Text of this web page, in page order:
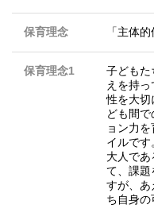
保育理念 「主体的
保育理念1
子どもた
えを持
性を大切
ども間
ョン力
イルです
大人であ
て、課題
すが、あ
ち自身の